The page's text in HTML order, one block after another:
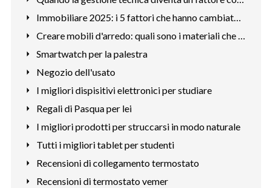
Immobiliare 2025: i 5 fattori che hanno cambiato le priorità
Creare mobili d'arredo: quali sono i materiali che richiedon
Smartwatch per la palestra
Negozio dell'usato
I migliori dispisitivi elettronici per studiare
Regali di Pasqua per lei
I migliori prodotti per struccarsi in modo naturale
Tutti i migliori tablet per studenti
Recensioni di collegamento termostato
Recensioni di termostato vemer